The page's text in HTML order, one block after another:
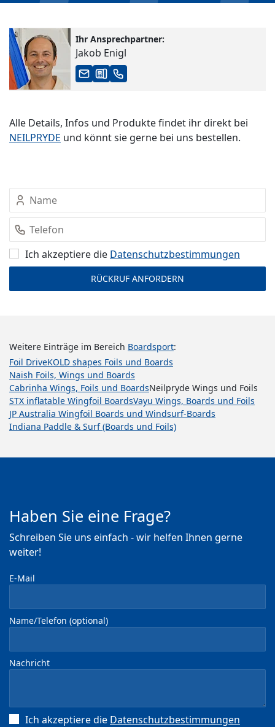
Ihr Ansprechpartner:
Jakob Enigl
Alle Details, Infos und Produkte findet ihr direkt bei
NEILPRYDE und könnt sie gerne bei uns bestellen.
Ich akzeptiere die Datenschutz­bestimmungen
Weitere Einträge im Bereich Boardsport:
Foil DriveKOLD shapes Foils und Boards
Naish Foils, Wings und Boards
Cabrinha Wings, Foils und BoardsNeilpryde Wings und Foils
STX inflatable Wingfoil BoardsVayu Wings, Boards und Foils
JP Australia Wingfoil Boards und Windsurf-Boards
Indiana Paddle & Surf (Boards und Foils)
Haben Sie eine Frage?
Schreiben Sie uns einfach - wir helfen Ihnen gerne
weiter!
E-Mail
Name/Telefon (optional)
Nachricht
Ich akzeptiere die Datenschutz­bestimmungen